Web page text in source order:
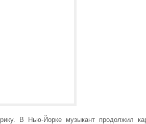
В Нью-Йорке музыкант продолжил